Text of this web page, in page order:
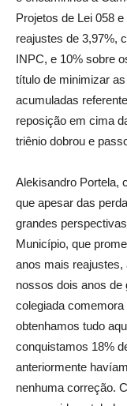
Projetos de Lei 058
reajustes de 3,97%,
INPC, e 10% sobre
título de minimizar
acumuladas
reposição em cima
triênio dobrou e
Alekisandro Portela,
que apesar das
grandes
Município, que
anos mais reajustes,
nossos dois anos de
colegiada
obtenhamos tudo
conquistamos 18%
anteriormente
nenhuma correção.